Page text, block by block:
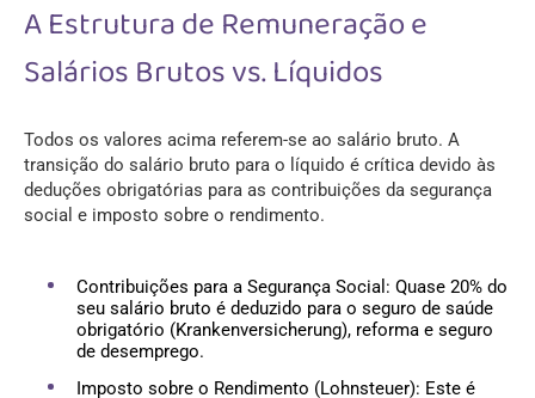
A Estrutura de Remuneração e
Salários Brutos vs. Líquidos
Todos os valores acima referem-se ao salário bruto. A
transição do salário bruto para o líquido é crítica devido às
deduções obrigatórias para as contribuições da segurança
social e imposto sobre o rendimento.
Contribuições para a Segurança Social: Quase 20% do
seu salário bruto é deduzido para o seguro de saúde
obrigatório (Krankenversicherung), reforma e seguro
de desemprego.
Imposto sobre o Rendimento (Lohnsteuer): Este é